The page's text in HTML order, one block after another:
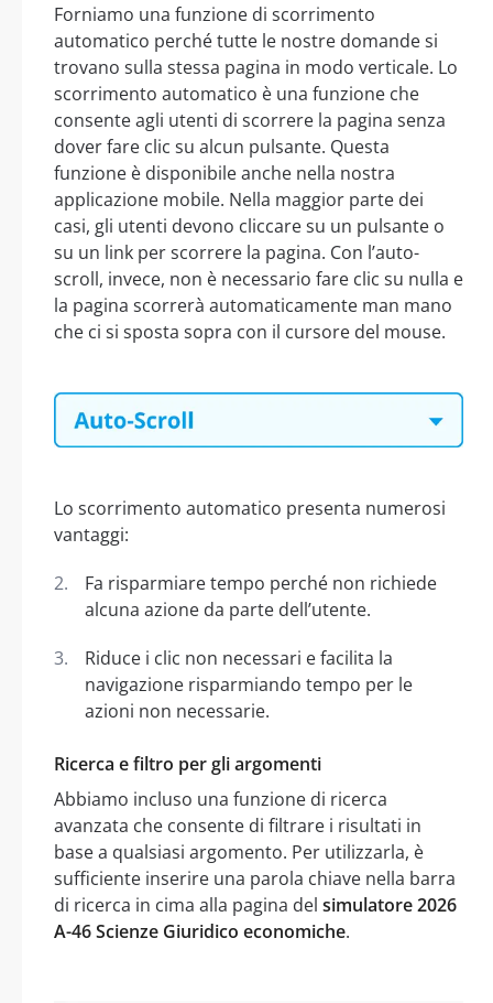
Forniamo una funzione di scorrimento
automatico perché tutte le nostre domande si
trovano sulla stessa pagina in modo verticale. Lo
scorrimento automatico è una funzione che
consente agli utenti di scorrere la pagina senza
dover fare clic su alcun pulsante. Questa
funzione è disponibile anche nella nostra
applicazione mobile. Nella maggior parte dei
casi, gli utenti devono cliccare su un pulsante o
su un link per scorrere la pagina. Con l’auto-
scroll, invece, non è necessario fare clic su nulla e
la pagina scorrerà automaticamente man mano
che ci si sposta sopra con il cursore del mouse.
Lo scorrimento automatico presenta numerosi
vantaggi:
Fa risparmiare tempo perché non richiede
alcuna azione da parte dell’utente.
Riduce i clic non necessari e facilita la
navigazione risparmiando tempo per le
azioni non necessarie.
Ricerca e filtro per gli argomenti
Abbiamo incluso una funzione di ricerca
avanzata che consente di filtrare i risultati in
base a qualsiasi argomento. Per utilizzarla, è
sufficiente inserire una parola chiave nella barra
di ricerca in cima alla pagina del simulatore 2026
A-46 Scienze Giuridico economiche.